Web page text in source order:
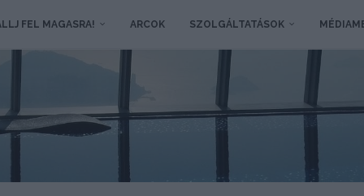
FEL MAGASRA! ARCOK SZOLGÁLTATÁSOK